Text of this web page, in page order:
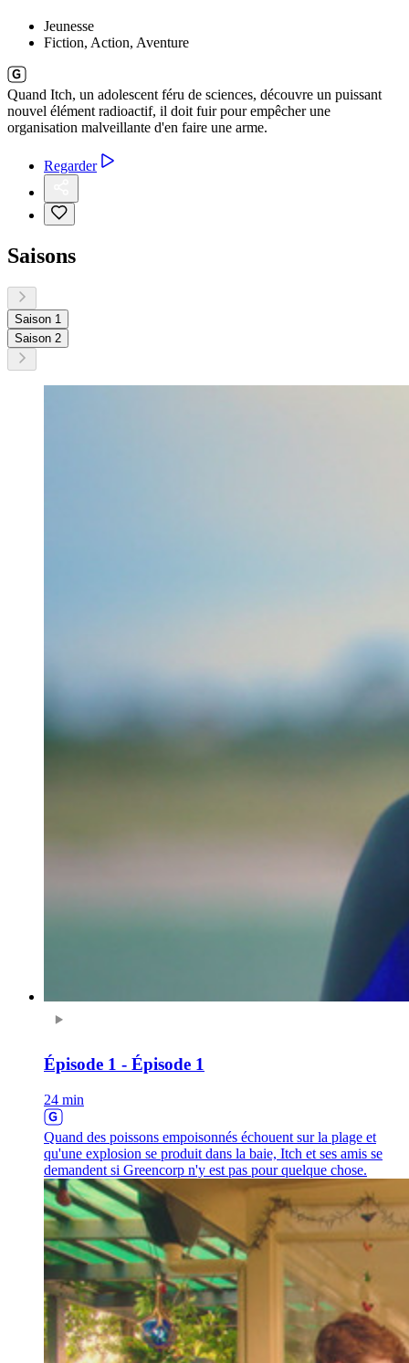
Jeunesse
Fiction, Action, Aventure
Quand Itch, un adolescent féru de sciences, découvre un puissant
nouvel élément radioactif, il doit fuir pour empêcher une
organisation malveillante d'en faire une arme.
Regarder
Saisons
Saison 1
Saison 2
Épisode 1 - Épisode 1
24 min
Quand des poissons empoisonnés échouent sur la plage et
qu'une explosion se produit dans la baie, Itch et ses amis se
demandent si Greencorp n'y est pas pour quelque chose.